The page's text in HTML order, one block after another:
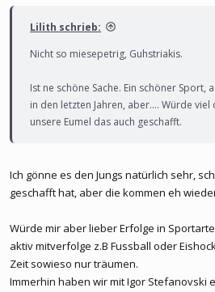
Lilith schrieb:
Nicht so miesepetrig, Guhstriakis.
Ist ne schöne Sache. Ein schöner Sport,
in den letzten Jahren, aber.... Würde
unsere Eumel das auch geschafft.
Ich gönne es den Jungs natürlich sehr,
geschafft hat, aber die kommen eh
Würde mir aber lieber Erfolge in
aktiv mitverfolge z.B Fussball oder
Zeit sowieso nur träumen.
Immerhin haben wir mit Igor Stefanovski